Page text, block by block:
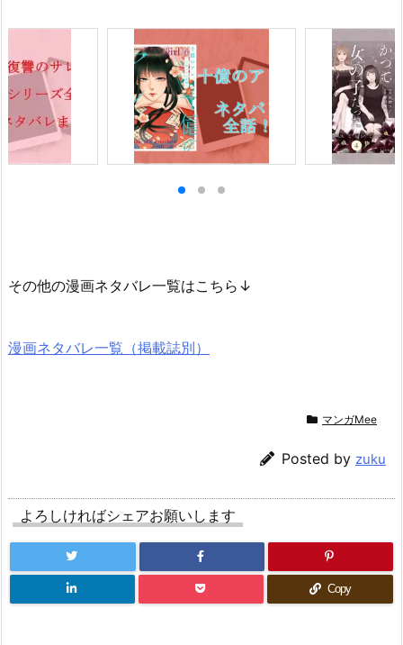
その他の漫画ネタバレ一覧はこちら↓
漫画ネタバレ一覧（掲載誌別）
マンガMee
Posted by zuku
よろしければシェアお願いします
Copy